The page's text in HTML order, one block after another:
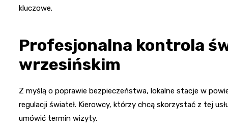
kluczowe.
Profesjonalna kontrola
wrzesińskim
Z myślą o poprawie bezpieczeństwa, lokalne stacje w
regulacji świateł. Kierowcy, którzy chcą skorzystać z tej
umówić termin wizyty.